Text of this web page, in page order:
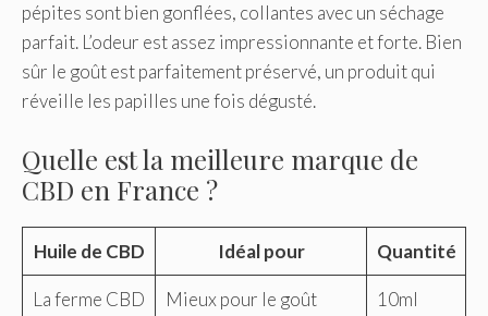
pépites sont bien gonflées, collantes avec un séchage
parfait. L’odeur est assez impressionnante et forte. Bien
sûr le goût est parfaitement préservé, un produit qui
réveille les papilles une fois dégusté.
Quelle est la meilleure marque de
CBD en France ?
Huile de CBD Idéal pour Quantité
La ferme CBD Mieux pour le goût 10ml